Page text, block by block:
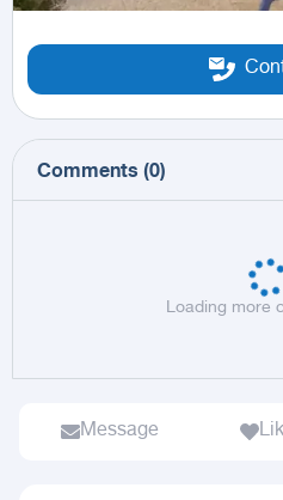
Comments (0)
Loading more
Message